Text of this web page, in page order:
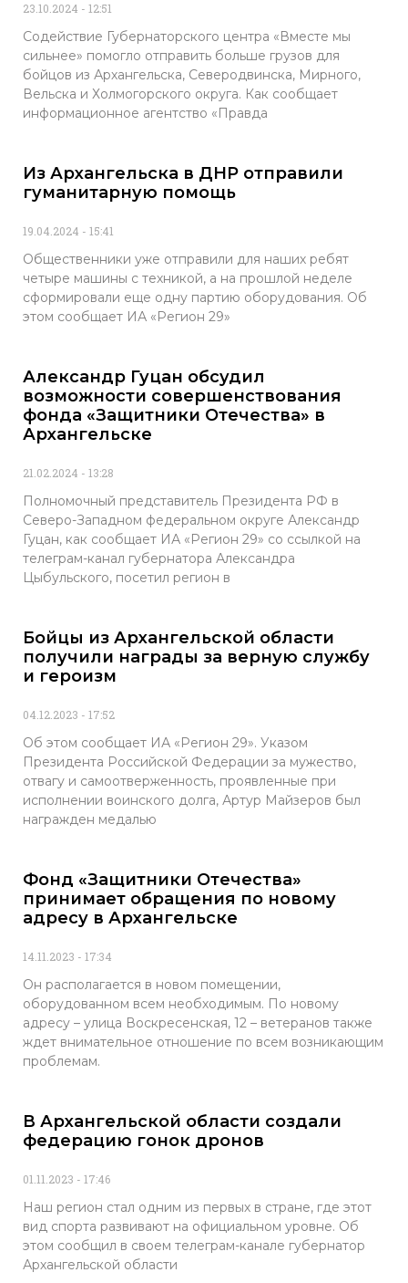
23.10.2024 12:51
Содействие Губернаторского центра «Вместе мы
сильнее» помогло отправить больше грузов для
бойцов из Архангельска, Северодвинска, Мирного,
Вельска и Холмогорского округа. Как сообщает
информационное агентство «Правда
Из Архангельска в ДНР отправили
гуманитарную помощь
19.04.2024 15:41
Общественники уже отправили для наших ребят
четыре машины с техникой, а на прошлой неделе
сформировали еще одну партию оборудования. Об
этом сообщает ИА «Регион 29»
Александр Гуцан обсудил
возможности совершенствования
фонда «Защитники Отечества» в
Архангельске
21.02.2024 13:28
Полномочный представитель Президента РФ в
Северо-Западном федеральном округе Александр
Гуцан, как сообщает ИА «Регион 29» со ссылкой на
телеграм-канал губернатора Александра
Цыбульского, посетил регион в
Бойцы из Архангельской области
получили награды за верную службу
и героизм
04.12.2023 17:52
Об этом сообщает ИА «Регион 29». Указом
Президента Российской Федерации за мужество,
отвагу и самоотверженность, проявленные при
исполнении воинского долга, Артур Майзеров был
награжден медалью
Фонд «Защитники Отечества»
принимает обращения по новому
адресу в Архангельске
14.11.2023 17:34
Он располагается в новом помещении,
оборудованном всем необходимым. По новому
адресу – улица Воскресенская, 12 – ветеранов также
ждет внимательное отношение по всем возникающим
проблемам.
В Архангельской области создали
федерацию гонок дронов
01.11.2023 17:46
Наш регион стал одним из первых в стране, где этот
вид спорта развивают на официальном уровне. Об
этом сообщил в своем телеграм-канале губернатор
Архангельской области